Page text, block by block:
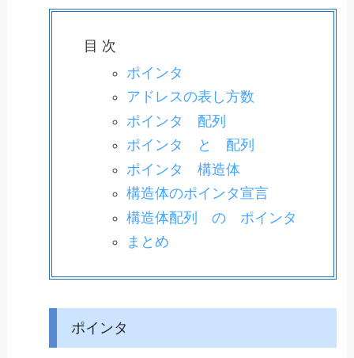
目 次
ポインタ
アドレスの表し方数
ポインタ 配列
ポインタ と 配列
ポインタ 構造体
構造体のポインタ宣言
構造体配列 の ポインタ
まとめ
ポインタ